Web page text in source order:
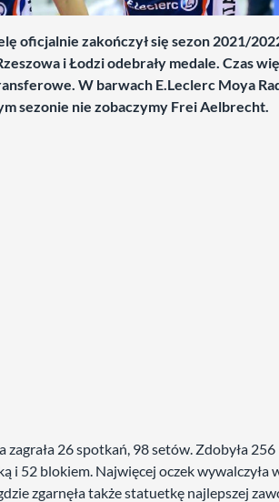
oficjalnie zakończył się sezon 2021/
i Łodzi odebrały medale. Czas
W barwach E.Leclerc Moya
sezonie nie zobaczymy Frei Aelbrecht.
zagrała 26 spotkań, 98 setów. Zdobyła
i 52 blokiem. Najwięcej oczek wywalczyła
zgarnęła także statuetkę najlepszej